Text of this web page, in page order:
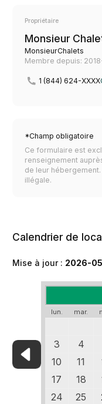
Propriétaire
Monsieur
MonsieurChalets
Membre depuis:
1 (844) 624-XXXX
*Champ obligatoire
Ce formulaire est
renseignement
de leur
illégale.
Calendrier de
Mise à jour : 2026-
lun. mar.
3
4
10
11
17
18
24
25